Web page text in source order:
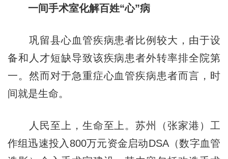
一间手术室化解百姓“心”病
巩留县心血管疾病患者比例较大，由于设
备和人才短缺导致该疾病患者外转率排全院第
一。然而对于急重症心血管疾病患者而言，时
间就是生命。
人民至上，生命至上。苏州（张家港）工
作组迅速投入800万元资金启动DSA（数字血管